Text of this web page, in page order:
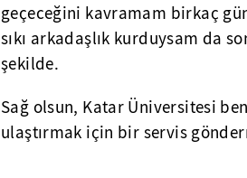
geçeceğini kavramam birkaç
sıkı arkadaşlık kurduysam da
şekilde.
Sağ olsun, Katar Üniversitesi
ulaştırmak için bir servis